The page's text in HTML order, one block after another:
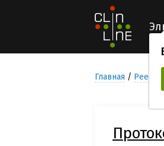
Главная